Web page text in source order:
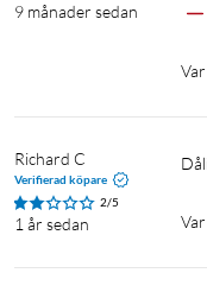
9 månader sedan
Richard C
Verifierad köpare
2/5
1 år sedan